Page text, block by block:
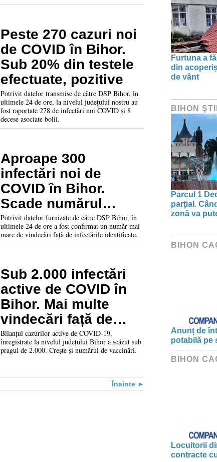
Peste 270 cazuri noi
de COVID în Bihor.
Sub 20% din testele
efectuate, pozitive
Potrivit datelor transmise de către DSP Bihor, în
ultimele 24 de ore, la nivelul județului nostru au
fost raportate 278 de infectări noi COVID și 8
decese asociate bolii.
Aproape 300
infectări noi de
COVID în Bihor.
Scade numărul
persoanelor
carantinate și izolate
Potrivit datelor furnizate de către DSP Bihor, în
ultimele 24 de ore a fost confirmat un număr mai
mare de vindecări față de infectările identificate.
Sub 2.000 infectări
active de COVID în
Bihor. Mai multe
vindecări față de
cazurile raportate
Bilanțul cazurilor active de COVID-19,
înregistrate la nivelul județului Bihor a scăzut sub
pragul de 2.000. Crește și numărul de vaccinări.
Înainte
Furtuna a
din
de vânt
BIHON
Parcul 1
parțial.
zonă va
BIHON
Anunț de
potabilă pe
BIHON
Locuitorii
contracte